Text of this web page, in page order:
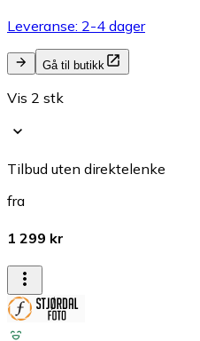
Leveranse: 2-4 dager
Gå til butikk
Vis 2 stk
Tilbud uten direktelenke
fra
1 299 kr